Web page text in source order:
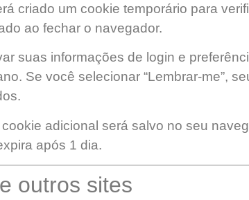
criado um cookie temporário para
ao fechar o navegador.
suas informações de login e
Se você selecionar “Lembrar-me”,
adicional será salvo no seu
após 1 dia.
outros sites